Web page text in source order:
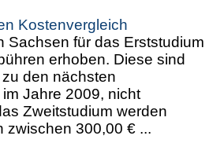
Kostenvergleich
Sachsen für das Erststudium
erhoben. Diese sind
den nächsten
Jahre 2009, nicht
Zweitstudium werden
zwischen 300,00 € ...